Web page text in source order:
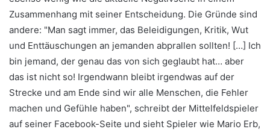
Zusammenhang mit seiner Entscheidung. Die Gründe sind
andere: "Man sagt immer, das Beleidigungen, Kritik, Wut
und Enttäuschungen an jemanden abprallen sollten! […] Ich
bin jemand, der genau das von sich geglaubt hat… aber
das ist nicht so! Irgendwann bleibt irgendwas auf der
Strecke und am Ende sind wir alle Menschen, die Fehler
machen und Gefühle haben", schreibt der Mittelfeldspieler
auf seiner Facebook-Seite und sieht Spieler wie Mario Erb,